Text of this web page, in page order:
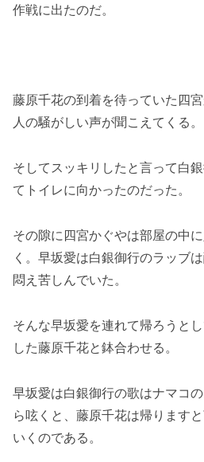
作戦に出たのだ。
藤原千花の到着を待っていた四
人の騒がしい声が聞こえてくる。
そしてスッキリしたと言って白
てトイレに向かったのだった。
その隙に四宮かぐやは部屋の中
く。早坂愛は白銀御行のラッブ
悶え苦しんでいた。
そんな早坂愛を連れて帰ろうと
した藤原千花と鉢合わせる。
早坂愛は白銀御行の歌はナマコ
ら呟くと、藤原千花は帰ります
いくのである。